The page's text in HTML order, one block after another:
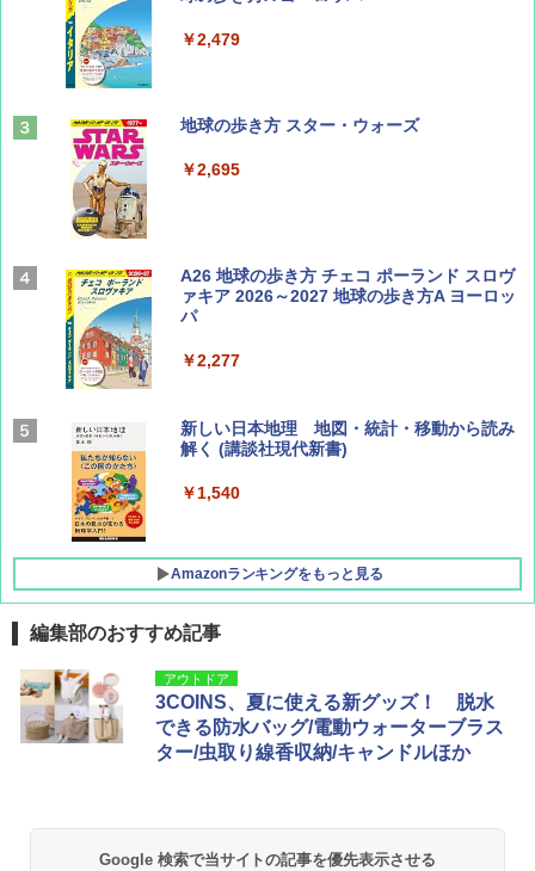
￥1,500
山と溪谷 2026年8月号「南アルプス大全」
￥1,540
Coyote No.89 特集 星野道夫 夢見る旅
￥1,540
AIRLINE（エアライン）2026年9月号【特
集】ボーイング110周年を祝して！
￥1,760
￥2,479
地球の歩き方 スター・ウォーズ
￥2,695
A26 地球の歩き方 チェコ ポーランド スロヴ
ァキア 2026～2027 地球の歩き方A ヨーロッ
パ
￥2,277
新しい日本地理 地図・統計・移動から読み
解く (講談社現代新書)
￥1,540
Amazonランキングをもっと見る
[キャンパーズコレクション 山善] ポップアッ
プテント 傘みたいに広げて畳める パッとサ
ッとサンシェード キューブ フルクローズ メ
ッシュ 簡単設置 ワンタッチテント キャンプ
&ハイキング カーキ PATC-150(KH)
PYKES PEAK (パイクスピーク) 着替えテン
BUNDOK(バンドック)ソロ ドーム 1 EX BDK
-08EX カーキ ソロキャンプ ポリエステル フ
レーム テント
￥14,800
GRANDOOR ステンレス保冷剤 2個セット 2
コンパクト 保冷力長持ち
編集部のおすすめ記事
アウトドア
3COINS、夏に使える新グッズ！ 脱水
できる防水バッグ/電動ウォーターブラス
ター/虫取り線香収納/キャンドルほか
Google 検索で当サイトの記事を優先表示させる